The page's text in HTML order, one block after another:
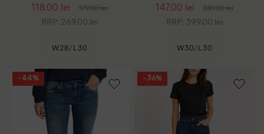
118.00 lei 179.00 lei
RRP: 269.00 lei
W28/L30
147.00 lei 249.00 lei
RRP: 399.00 lei
W30/L30
- 44% - 36%